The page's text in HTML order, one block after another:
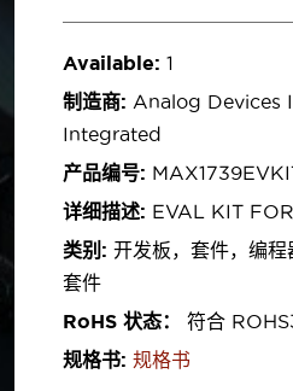
Available: 1
制造商: Analog Devices
Integrated
产品编号:
详细描述: EVAL KIT
类别: 开发板，套件，编
套件
RoHS 状态：
符合
规格书: 规格书